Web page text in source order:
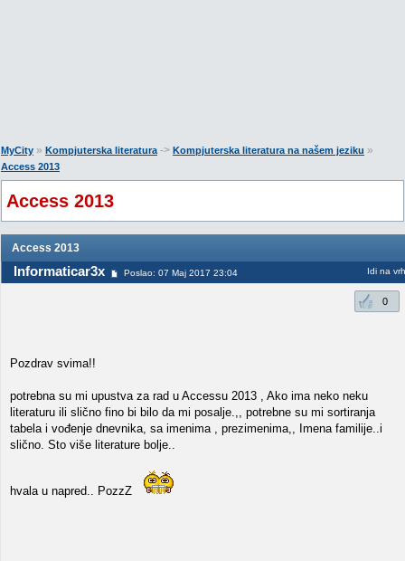
MyCity » Kompjuterska literatura-> Kompjuterska literatura na našem jeziku »
Access 2013
Access 2013
Access 2013
Informaticar3x Poslao: 07 Maj 2017 23:04 Idi na vrh
0
Pozdrav svima!!
potrebna su mi upustva za rad u Accessu 2013 , Ako ima neko neku
literaturu ili slično fino bi bilo da mi posalje.,, potrebne su mi sortiranja
tabela i vođenje dnevnika, sa imenima , prezimenima,, Imena familije..i
slično. Sto više literature bolje..
hvala u napred.. PozzZ